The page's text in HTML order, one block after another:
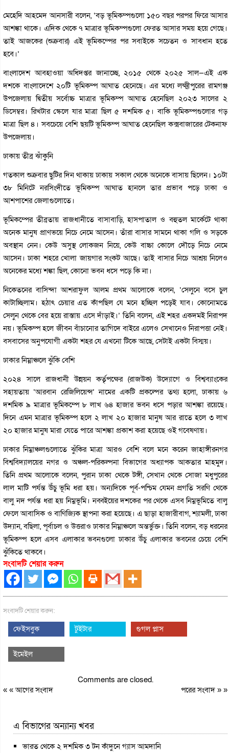
মেহেদি আহমেদ আনসারী বলেন, ‘বড় ভূমিকম্পগুলো ১৫০ বছর পরপর ফিরে আসার
আশঙ্কা থাকে। এদিক থেকে ৭ মাত্রার ভূমিকম্পগুলো ফেরত আসার সময় হয়ে গেছে।
তাই আজকের (শুক্রবার) এই ভূমিকম্পের পর সবাইকে সচেতন ও সাবধান হতে
হবে।’
বাংলাদেশ আবহাওয়া অধিদপ্তর জানাচ্ছে, ২০১৫ থেকে ২০২৫ সাল—এই এক
দশকে বাংলাদেশে ২০টি ভূমিকম্প আঘাত হেনেছে। এর মধ্যে লক্ষ্মীপুরের রামগঞ্জ
উপজেলায় দ্বিতীয় সর্বোচ্চ মাত্রার ভূমিকম্প আঘাত হেনেছিল ২০২৩ সালের ২
ডিসেম্বর। রিখটার স্কেলে যার মাত্রা ছিল ৫ দশমিক ৫। বাকি ভূমিকম্পগুলোর গড়
মাত্রা ছিল ৪। সবচেয়ে বেশি ছয়টি ভূমিকম্প আঘাত হেনেছিল কক্সবাজারের টেকনাফ
উপজেলায়।
ঢাকায় তীব্র ঝাঁকুনি
গতকাল শুক্রবার ছুটির দিন থাকায় ঢাকায় সকাল থেকে অনেকে বাসায় ছিলেন। ১০টা
৩৮ মিনিটে নরসিংদীতে ভূমিকম্প আঘাত হানলে তার প্রভাব পড়ে ঢাকা ও
আশপাশের জেলাগুলোতে।
ভূমিকম্পের তীব্রতায় রাজধানীতে বাসাবাড়ি, হাসপাতাল ও বহুতল মার্কেটে থাকা
অনেক মানুষ প্রাণভয়ে নিচে নেমে আসেন। তাঁরা বাসার সামনে থাকা গলি ও সড়কে
অবস্থান নেন। কেউ অসুস্থ লোকজন নিয়ে, কেউ বাচ্চা কোলে দৌড়ে নিচে নেমে
আসেন। ঢাকা শহরে খোলা জায়গার সংকট আছে। তাই বাসার নিচে আশ্রয় নিলেও
অনেকের মধ্যে শঙ্কা ছিল, কোনো ভবন ধসে পড়ে কি না।
নিকেতনের বাসিন্দা আশরাফুল আলম প্রথম আলোকে বলেন, ‘সেলুনে বসে চুল
কাটাচ্ছিলাম। হঠাৎ চেয়ার এত কাঁপছিল যে মনে হচ্ছিল পড়েই যাব। কোনোমতে
সেলুন থেকে বের হয়ে রাস্তায় এসে দাঁড়াই।’ তিনি বলেন, এই শহর একদমই নিরাপদ
নয়। ভূমিকম্প হলে জীবন বাঁচানোর তাগিদে বাইরে এলেও সেখানেও নিরাপত্তা নেই।
বসবাসের অনুপযোগী একটা শহর যে এখনো টিকে আছে, সেটাই একটা বিস্ময়।
ঢাকার নিম্নাঞ্চলে ঝুঁকি বেশি
২০২৪ সালে রাজধানী উন্নয়ন কর্তৃপক্ষের (রাজউক) উদ্যোগে ও বিশ্বব্যাংকের
সহায়তায় ‘আরবান রেজিলিয়েন্স’ নামের একটি প্রকল্পের তথ্য হলো, ঢাকায় ৬
দশমিক ৯ মাত্রার ভূমিকম্পে ৮ লাখ ৬৪ হাজার ভবন ধসে পড়ার আশঙ্কা রয়েছে।
দিনে এমন মাত্রার ভূমিকম্প হলে ২ লাখ ২০ হাজার মানুষ আর রাতে হলে ৩ লাখ
২০ হাজার মানুষ মারা যেতে পারে আশঙ্কা প্রকাশ করা হয়েছে ওই গবেষণায়।
ঢাকার নিম্নাঞ্চলগুলোতে ঝুঁকির মাত্রা আরও বেশি বলে মনে করেন জাহাঙ্গীরনগর
বিশ্ববিদ্যালয়ের নগর ও অঞ্চল-পরিকল্পনা বিভাগের অধ্যাপক আকতার মাহমুদ।
তিনি প্রথম আলোকে বলেন, পুরান ঢাকা থেকে টঙ্গী, সেখান থেকে সোজা মধুপুরের
লাল মাটি পর্যন্ত উঁচু ভূমি ধরা হয়। অন্যদিকে পূর্ব-পশ্চিম যেমন প্রগতি সরণি থেকে
বালু নদ পর্যন্ত ধরা হয় নিম্নভূমি। নব্বইয়ের দশকের পর থেকে এসব নিম্নভূমিতে বালু
ফেলে আবাসিক ও বাণিজ্যিক স্থাপনা করা হয়েছে। এ ছাড়া হাজারীবাগ, শ্যামলী, ঢাকা
উদ্যান, বছিলা, পূর্বাচল ও উত্তরাও ঢাকার নিম্নাঞ্চলে অন্তর্ভুক্ত। তিনি বলেন, বড় ধরনের
ভূমিকম্প হলে এসব এলাকার ভবনগুলো ঢাকার উঁচু এলাকার ভবনের চেয়ে বেশি
ঝুঁকিতে থাকবে।
সংবাদটি শেয়ার করুন
সংবাদটি শেয়ার করুন:
ফেইসবুক টুইটার গুগল প্লাস
ইমেইল
Comments are closed.
« «আগের সংবাদ পরের সংবাদ» »
এ বিভাগের অন্যান্য খবর
ভারত থেকে ২ দশমিক ৩ টন কাঁদুনে গ্যাস আমদানি